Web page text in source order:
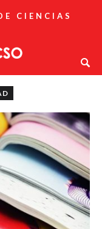
CIENCIAS